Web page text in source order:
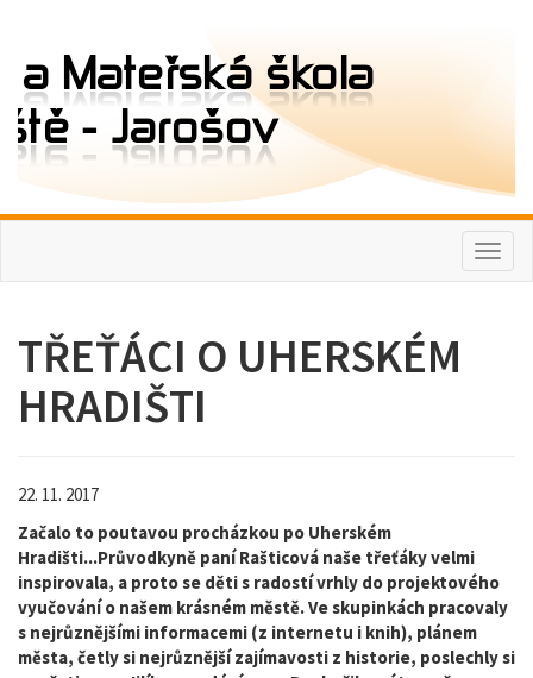
TŘEŤÁCI O UHERSKÉM
HRADIŠTI
22. 11. 2017
Začalo to poutavou procházkou po Uherském
Hradišti...Průvodkyně paní Rašticová naše třeťáky velmi
inspirovala, a proto se děti s radostí vrhly do projektového
vyučování o našem krásném městě. Ve skupinkách pracovaly
s nejrůznějšími informacemi (z internetu i knih), plánem
města, četly si nejrůznější zajímavosti z historie, poslechly si